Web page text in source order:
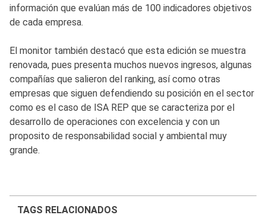
información que evalúan más de 100 indicadores objetivos
de cada empresa.
El monitor también destacó que esta edición se muestra
renovada, pues presenta muchos nuevos ingresos, algunas
compañías que salieron del ranking, así como otras
empresas que siguen defendiendo su posición en el sector
como es el caso de ISA REP que se caracteriza por el
desarrollo de operaciones con excelencia y con un
proposito de responsabilidad social y ambiental muy
grande.
TAGS RELACIONADOS